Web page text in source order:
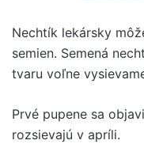
Nechtík lekársky
semien. Semená
tvaru voľne
Prvé pupene sa
rozsievajú v apríli.